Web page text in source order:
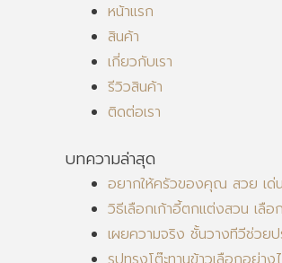
หน้าแรก
สินค้า
เกี่ยวกับเรา
รีวิวสินค้า
ติดต่อเรา
บทความล่าสุด
อยากให้ครัวของคุณ สวย เด่
วิธีเลือกเก้าอี้ตกแต่งสวน เลือ
เผยความจริง ชั้นวางทีวีช่วย